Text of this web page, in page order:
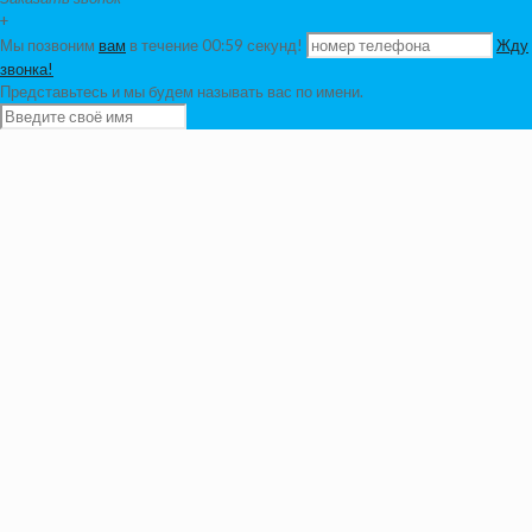
+
Мы позвоним вам в течение 00:59 секунд!
Жду
звонка!
Представьтесь и мы будем называть вас по имени.